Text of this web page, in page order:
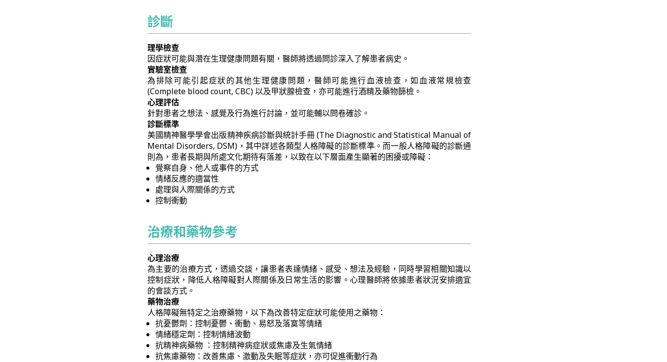
診斷
理學檢查
因症狀可能與潛在生理健康問題有關，醫師將透過問診深入了解患者病史。
實驗室檢查
為排除可能引起症狀的其他生理健康問題，醫師可能進行血液檢查，如血液常規檢查
(Complete blood count, CBC) 以及甲狀腺檢查，亦可能進行酒精及藥物篩檢。
心理評估
針對患者之想法、感覺及行為進行討論，並可能輔以問卷確診。
診斷標準
美國精神醫學學會出版精神疾病診斷與統計手冊 (The Diagnostic and Statistical Manual of
Mental Disorders, DSM)，其中詳述各類型人格障礙的診斷標準。而一般人格障礙的診斷通
則為，患者長期與所處文化期待有落差，以致在以下層面產生顯著的困擾或障礙：
覺察自身、他人或事件的方式
情緒反應的適當性
處理與人際關係的方式
控制衝動
治療和藥物參考
心理治療
為主要的治療方式，透過交談，讓患者表達情緒、感受、想法及經驗，同時學習相關知識以
控制症狀，降低人格障礙對人際關係及日常生活的影響。心理醫師將依據患者狀況安排適宜
的會談方式。
藥物治療
人格障礙無特定之治療藥物，以下為改善特定症狀可能使用之藥物：
抗憂鬱劑：控制憂鬱、衝動、易怒及落寞等情緒
情緒穩定劑：控制情緒波動
抗精神病藥物 ：控制精神病症狀或焦慮及生氣情緒
抗焦慮藥物：改善焦慮、激動及失眠等症狀，亦可促進衝動行為